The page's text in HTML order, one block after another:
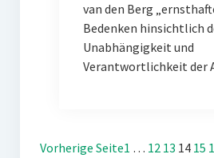
van den Berg
Bedenken hinsichtlich
Unabhängigkeit und
Verantwortlichkeit der
Vorherige Seite1 … 12 13 14 15